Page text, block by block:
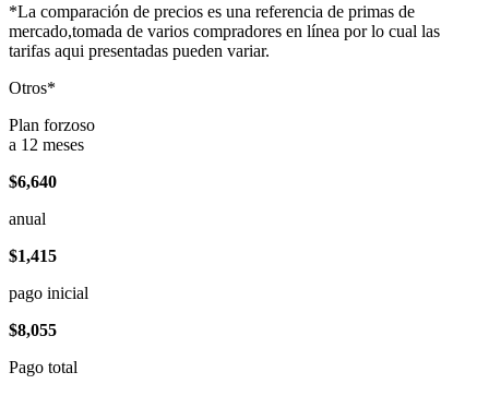
*La comparación de precios es una referencia de primas de
mercado,tomada de varios compradores en línea por lo cual las
tarifas aqui presentadas pueden variar.
Otros*
Plan forzoso
a 12 meses
$6,640
anual
$1,415
pago inicial
$8,055
Pago total